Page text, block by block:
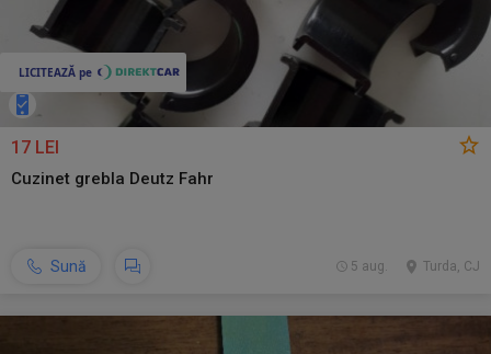
17 LEI
Cuzinet grebla Deutz Fahr
Sună Turda, CJ
5 aug.